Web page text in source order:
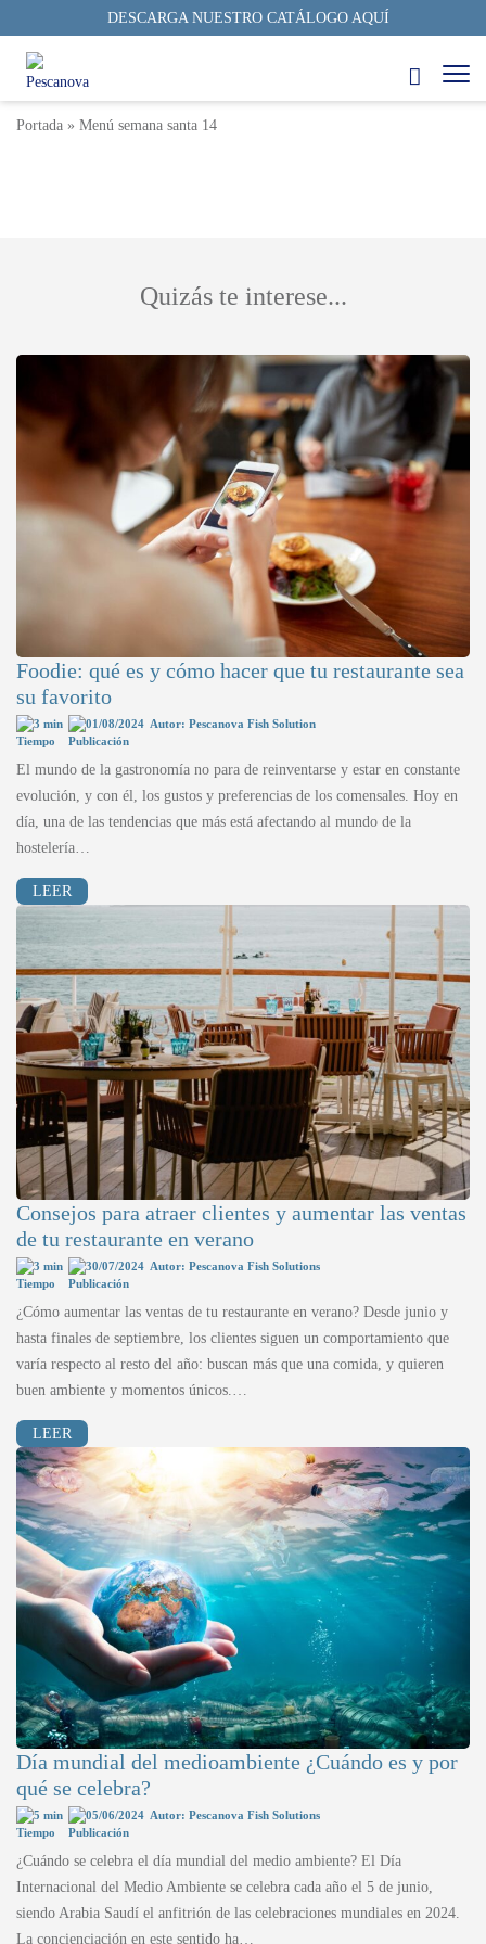
DESCARGA NUESTRO CATÁLOGO AQUÍ
Menú Semana Santa 14
3 min 28/06/2023 Autor: Pescanova Fish Solutions
Portada » Menú semana santa 14
Quizás te interese...
Foodie: qué es y cómo hacer que tu restaurante sea
su favorito
3 min 01/08/2024 Autor: Pescanova Fish Solution
El mundo de la gastronomía no para de reinventarse y estar en constante
evolución, y con él, los gustos y preferencias de los comensales. Hoy en
día, una de las tendencias que más está afectando al mundo de la
hostelería…
LEER
Consejos para atraer clientes y aumentar las ventas
de tu restaurante en verano
3 min 30/07/2024 Autor: Pescanova Fish Solutions
¿Cómo aumentar las ventas de tu restaurante en verano? Desde junio y
hasta finales de septiembre, los clientes siguen un comportamiento que
varía respecto al resto del año: buscan más que una comida, y quieren
buen ambiente y momentos únicos.…
LEER
Día mundial del medioambiente ¿Cuándo es y por
qué se celebra?
5 min 05/06/2024 Autor: Pescanova Fish Solutions
¿Cuándo se celebra el día mundial del medio ambiente? El Día
Internacional del Medio Ambiente se celebra cada año el 5 de junio,
siendo Arabia Saudí el anfitrión de las celebraciones mundiales en 2024.
La concienciación en este sentido ha…